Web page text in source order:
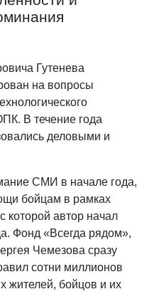
Гутенева
на вопросы
В течение года
деловыми и
СМИ в начале года,
бойцам в рамках
которой автор начал
Фонд «Всегда рядом»,
Чемезова сразу
сотни миллионов
жителей, бойцов и их